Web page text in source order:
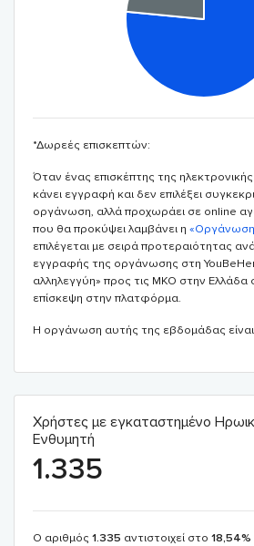
*Δωρεές επισκεπτών:
Όταν ένας επισκέπτης της
κάνει εγγραφή και δεν επιλέξει
οργάνωση, αλλά προχωράει σε online
που θα προκύψει λαμβάνει η
επιλέγεται με σειρά προτεραιότητας
εγγραφής της οργάνωσης στη
αλληλεγγύη» προς τις ΜΚΟ στην Ελλάδα
επίσκεψη στην πλατφόρμα.
Η οργάνωση αυτής της εβδομάδας
Χρήστες με εγκαταστημένο
Ενθυμητή
1.335
Ο αριθμός 1.335 αντιστοιχεί στο 18,54%